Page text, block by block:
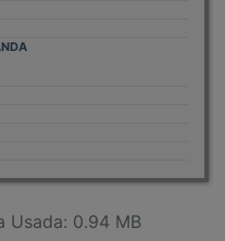
Usada: 0.94 MB